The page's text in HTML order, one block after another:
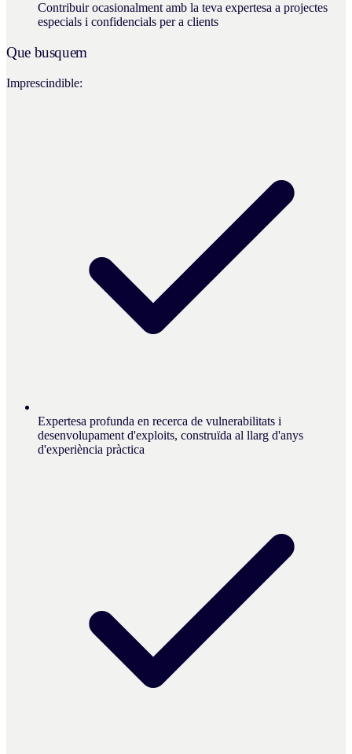
Contribuir ocasionalment amb la teva expertesa a projectes
especials i confidencials per a clients
Que busquem
Imprescindible:
Expertesa profunda en recerca de vulnerabilitats i
desenvolupament d'exploits, construïda al llarg d'anys
d'experiència pràctica